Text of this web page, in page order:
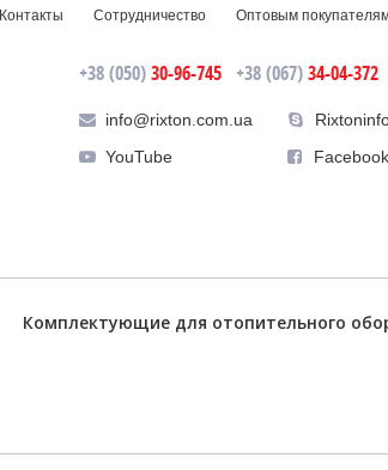
Контакты Сотрудничество Оптовым
+38 (050)30-96-745 +38 (067)34-04-372
info@rixton.com.ua
YouTube Facebook
Комплектующие для отопительного